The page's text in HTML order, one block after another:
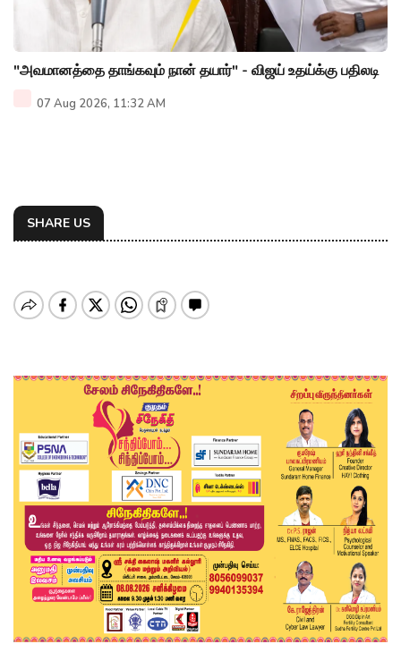
"அவமானத்தை தாங்கவும் நான் தயார்" - விஜய் உதய்க்கு பதிலடி
07 Aug 2026, 11:32 AM
SHARE US